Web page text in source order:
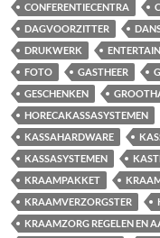
CONFERENTIECENTRA
DAGVOORZITTER
DRUKWERK
FOTO
GASTHEER
GESCHENKEN
HORECAKASSASYSTEMEN
KASSAHARDWARE
KASSASYSTEMEN
KRAAMPAKKET
KRAAMVERZORGSTER
KRAAMZORG REGELEN EN